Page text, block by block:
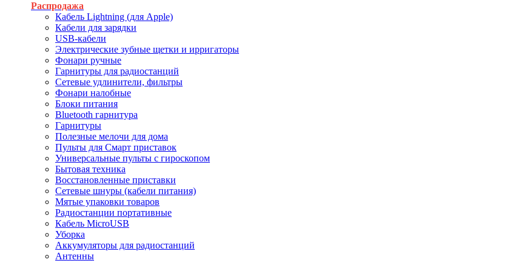
Распродажа
Кабель Lightning (для Apple)
Кабели для зарядки
USB-кабели
Электрические зубные щетки и ирригаторы
Фонари ручные
Гарнитуры для радиостанций
Сетевые удлинители, фильтры
Фонари налобные
Блоки питания
Bluetooth гарнитура
Гарнитуры
Полезные мелочи для дома
Пульты для Смарт приставок
Универсальные пульты с гироскопом
Бытовая техника
Восстановленные приставки
Сетевые шнуры (кабели питания)
Мятые упаковки товаров
Радиостанции портативные
Кабель MicroUSB
Уборка
Аккумуляторы для радиостанций
Антенны